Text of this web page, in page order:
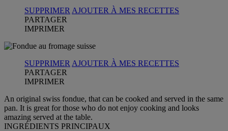
SUPPRIMER AJOUTER À MES RECETTES
PARTAGER
IMPRIMER
SUPPRIMER AJOUTER À MES RECETTES
PARTAGER
IMPRIMER
An original swiss fondue, that can be cooked and served in the same
pan. It is great for those who do not enjoy cooking and looks
amazing served at the table.
INGRÉDIENTS PRINCIPAUX